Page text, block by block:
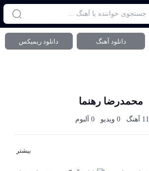
دانلود آهنگ دانلود ریمیکس
محمدرضا رهنما
11 آهنگ 0 ویدیو 0 آلبوم
بیشتر